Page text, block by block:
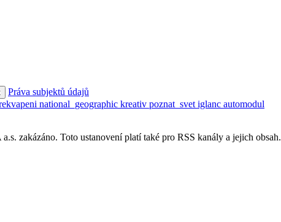
Práva subjektů údajů
national_geographic kreativ poznat_svet iglanc automodul
zakázáno. Toto ustanovení platí také pro RSS kanály a jejich obsah.